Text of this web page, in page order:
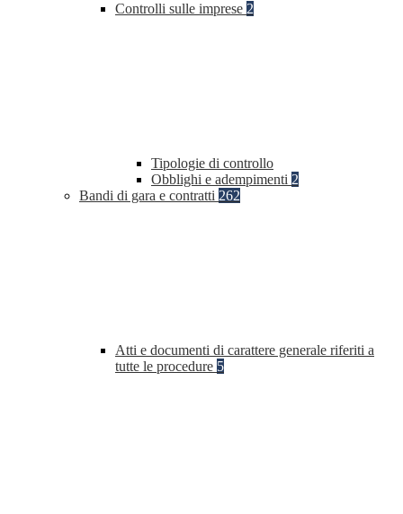
Controlli sulle imprese 2
Tipologie di controllo
Obblighi e adempimenti 2
Bandi di gara e contratti 262
Atti e documenti di carattere generale riferiti a
tutte le procedure 5